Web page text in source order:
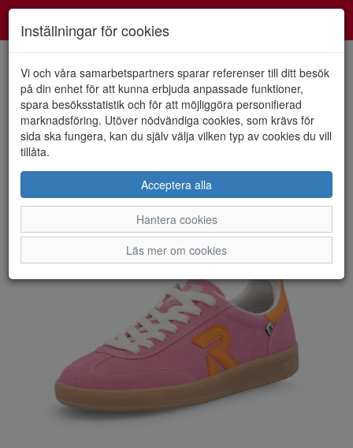
HEM RIEKER-EVOLUTION
Inställningar för cookies
Vi och våra samarbetspartners sparar referenser till ditt besök
på din enhet för att kunna erbjuda anpassade funktioner,
spara besöksstatistik och för att möjliggöra personifierad
marknadsföring. Utöver nödvändiga cookies, som krävs för
sida ska fungera, kan du själv välja vilken typ av cookies du vill
tillåta.
Acceptera alla
Hantera cookies
Läs mer om cookies